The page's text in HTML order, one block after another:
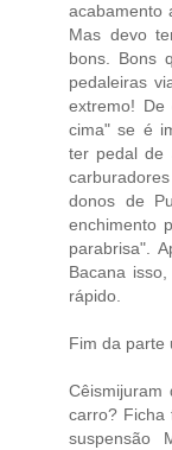
acabamento
Mas devo
bons. Bons
pedaleiras
extremo!
cima" se é
ter pedal de
donos de
enchimento
parabrisa".
Bacana
rápido.
Fim da parte
carro? Ficha
suspensão